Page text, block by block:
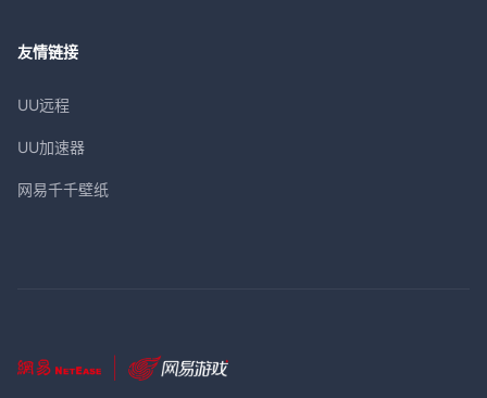
友情链接
UU远程
UU加速器
网易千千壁纸